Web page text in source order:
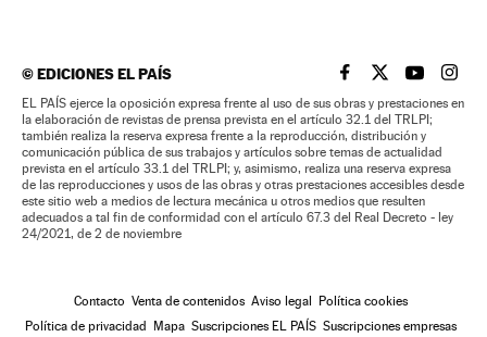
©EDICIONES EL PAÍS EL PAÍS BRASIL EN
EL PAÍSEL PAÍS
EL
EL PAÍS ejerce la oposición expresa frente al uso de sus obras y prestaciones en
la elaboración de revistas de prensa prevista en el artículo 32.1 del TRLPI;
también realiza la reserva expresa frente a la reproducción, distribución y
comunicación pública de sus trabajos y artículos sobre temas de actualidad
prevista en el artículo 33.1 del TRLPI; y, asimismo, realiza una reserva expresa
de las reproducciones y usos de las obras y otras prestaciones accesibles desde
este sitio web a medios de lectura mecánica u otros medios que resulten
adecuados a tal fin de conformidad con el artículo 67.3 del Real Decreto - ley
24/2021, de 2 de noviembre
Contacto Venta de contenidos Aviso legal
Política cookies
Política de privacidad
Mapa Suscripciones EL PAÍS Suscripciones empresas